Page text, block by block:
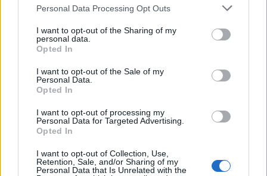
Please note that this website/app uses one or more Google
not limited to your visit or usage behaviour. You may click to
grant or deny consent to Google and its third-party tags to
use your data for below specified purposes in below Google
consent section.
Personal Data Processing Opt Outs
I want to opt-out of the Sharing of my
personal data.
Opted In
I want to opt-out of the Sale of my
Personal Data.
Opted In
I want to opt-out of processing my
Personal Data for Targeted Advertising.
Opted In
I want to opt-out of Collection, Use,
Retention, Sale, and/or Sharing of my
Personal Data that Is Unrelated with the
cui piste estive per slittini e parchi alpini,
arricchiscono l’offerta e riducono la necessità di
trasferte lunghe per le famiglie.
La struttura facilita l’arrivo e il soggiorno con
camere familiari
scaldabiberon e seggioloni in sala ristorante. Il
menu quotidiano propone piatti bilanciati adatti ai
noleggio slittini. Nella sua esperienza in Deutsche